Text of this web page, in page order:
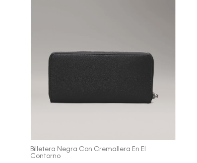
Billetera Negra Con Cremallera En El
Contorno